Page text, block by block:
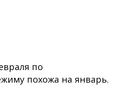
по
похожа на январь.